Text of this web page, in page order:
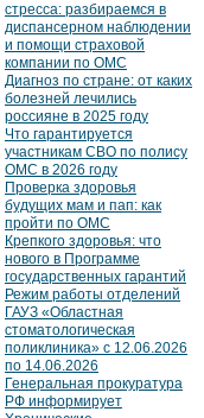
стресса: разбираемся в
диспансерном наблюдении
и помощи страховой
компании по ОМС
Диагноз по стране: от каких
болезней лечились
россияне в 2025 году
Что гарантируется
участникам СВО по полису
ОМС в 2026 году
Проверка здоровья
будущих мам и пап: как
пройти по ОМС
Крепкого здоровья: что
нового в Программе
государственных гарантий
Режим работы отделений
ГАУЗ «Областная
стоматологическая
поликлиника» с 12.06.2026
по 14.06.2026
Генеральная прокуратура
РФ информирует